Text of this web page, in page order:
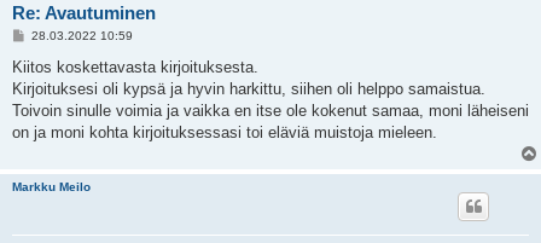
Re: Avautuminen
V
e
t
i
28.03.2022 10:59
Kiitos koskettavasta kirjoituksesta.
Kirjoituksesi oli kypsä ja hyvin harkittu, siihen oli helppo samaistua.
Toivoin sinulle voimia ja vaikka en itse ole kokenut samaa, moni läheiseni
on ja moni kohta kirjoituksessasi toi eläviä muistoja mieleen.
Markku Meilo